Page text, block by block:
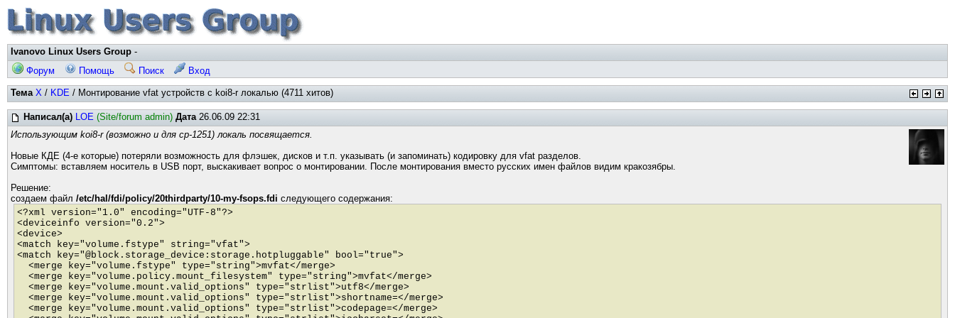
Ivanovo Linux Users Group -
Форум
Помощь Поиск Вход
Тема X / KDE / Монтирование vfat устройств с koi8-r локалью (4711 хитов)
Написал(а) LOE (Site/forum admin) Дата26.06.09 22:31
Использующим koi8-r (возможно и для cp-1251) локаль посвящается.
Новые КДЕ (4-е которые) потеряли возможность для флэшек, дисков и т.п. указывать (и запоминать) кодировку для vfat разделов.
Симптомы: вставляем носитель в USB порт, выскакивает вопрос о монтировании. После монтирования вместо русских имен файлов видим кракозябры.
Решение:
создаем файл /etc/hal/fdi/policy/20thirdparty/10-my-fsops.fdi следующего содержания:
<?xml version="1.0" encoding="UTF-8"?>
<deviceinfo version="0.2">
<device>
<match key="volume.fstype" string="vfat">
<match key="@block.storage_device:storage.hotpluggable" bool="true">
<merge key="volume.fstype" type="string">mvfat</merge>
<merge key="volume.policy.mount_filesystem" type="string">mvfat</merge>
<merge key="volume.mount.valid_options" type="strlist">utf8</merge>
<merge key="volume.mount.valid_options" type="strlist">shortname=</merge>
<merge key="volume.mount.valid_options" type="strlist">codepage=</merge>